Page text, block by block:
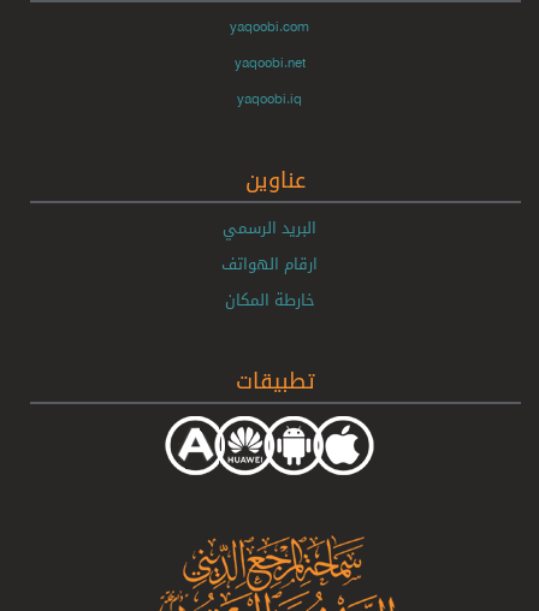
yaqoobi.com
yaqoobi.net
yaqoobi.iq
عناوين
البريد الرسمي
ارقام الهواتف
خارطة المكان
تطبيقات